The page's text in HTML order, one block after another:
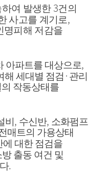
여 발생한 3건의
사고를 계기로,
명피해 저감을
아파트를 대상으로,
해 세대별 점검 · 관리
작동상태를
비 , 수신반, 소화펌프
매트의 가용상태
에 대한 점검을
출동 여건 및
.